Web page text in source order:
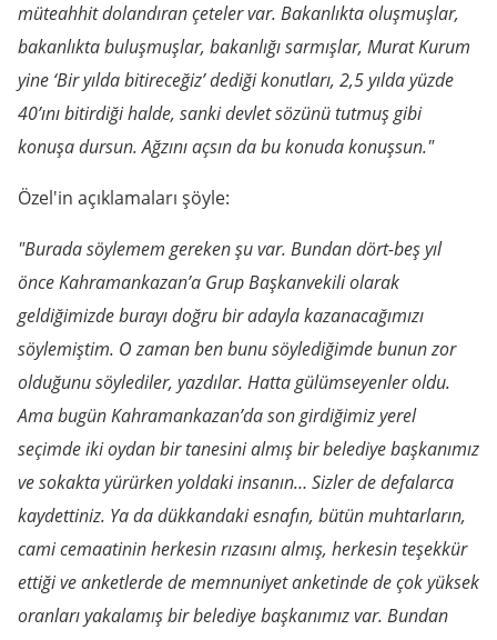
müteahhit dolandıran çeteler var. Bakanlıkta oluşmuşlar,
bakanlıkta buluşmuşlar, bakanlığı sarmışlar, Murat Kurum
yine ‘Bir yılda bitireceğiz’ dediği konutları, 2,5 yılda yüzde
40’ını bitirdiği halde, sanki devlet sözünü tutmuş gibi
konuşa dursun. Ağzını açsın da bu konuda konuşsun."
Özel'in açıklamaları şöyle:
"Burada söylemem gereken şu var. Bundan dört-beş yıl
önce Kahramankazan’a Grup Başkanvekili olarak
geldiğimizde burayı doğru bir adayla kazanacağımızı
söylemiştim. O zaman ben bunu söylediğimde bunun zor
olduğunu söylediler, yazdılar. Hatta gülümseyenler oldu.
Ama bugün Kahramankazan’da son girdiğimiz yerel
seçimde iki oydan bir tanesini almış bir belediye başkanımız
ve sokakta yürürken yoldaki insanın… Sizler de defalarca
kaydettiniz. Ya da dükkandaki esnafın, bütün muhtarların,
cami cemaatinin herkesin rızasını almış, herkesin teşekkür
ettiği ve anketlerde de memnuniyet anketinde de çok yüksek
oranları yakalamış bir belediye başkanımız var. Bundan